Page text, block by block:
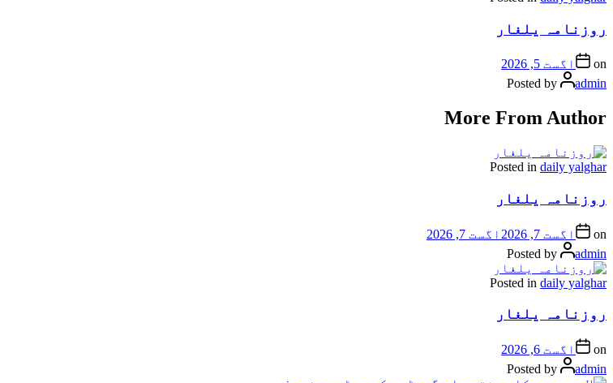
روزنامہ یلغار
on
اگست 5, 2026
Posted by
admin
More From Author
Posted in daily yalghar
روزنامہ یلغار
on اگست 7, 2026
اگست 7, 2026
Posted by
admin
Posted in daily yalghar
روزنامہ یلغار
on
اگست 6, 2026
Posted by
admin